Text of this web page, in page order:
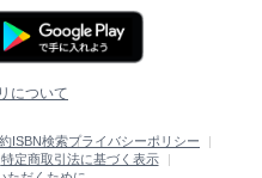
について
ISBN検索プライバシーポリシー
特定商取引法に基づく表示